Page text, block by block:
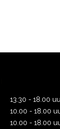
13.30 - 18.00
10.00 - 18.00
10.00 - 18.00